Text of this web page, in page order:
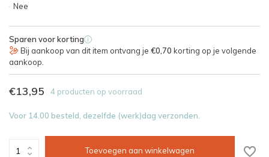
Nee
Sparen voor korting i
Bij aankoop van dit item ontvang je €0,70 korting op je volgende
aankoop.
€13,95 4 producten op voorraad
Voor 14.00 besteld, dezelfde (werk)dag verzonden.
Toevoegen aan winkelwagen